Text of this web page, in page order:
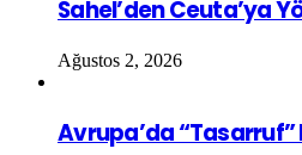
Sahel’den Ceuta’ya
Ağustos 2, 2026
Avrupa’da “Tasarruf”